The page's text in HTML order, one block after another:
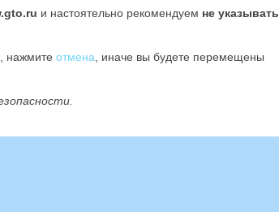
и настоятельно рекомендуем не указывать
нажмите отмена , иначе вы будете перемещены